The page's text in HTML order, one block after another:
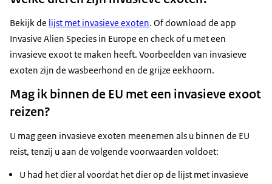
Bekijk de lijst met invasieve exoten. Of download de app
Invasive Alien Species in Europe en check of u met een
invasieve exoot te maken heeft. Voorbeelden van invasieve
exoten zijn de wasbeerhond en de grijze eekhoorn.
Mag ik binnen de EU met een invasieve exoot
reizen?
U mag geen invasieve exoten meenemen als u binnen de EU
reist, tenzij u aan de volgende voorwaarden voldoet:
U had het dier al voordat het dier op de lijst met invasieve